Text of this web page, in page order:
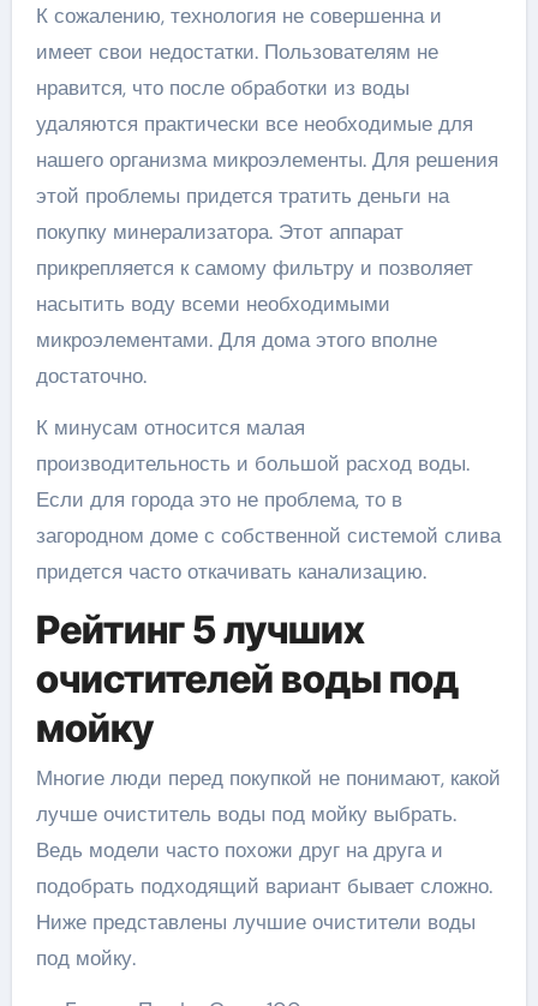
К сожалению, технология не совершенна и
имеет свои недостатки. Пользователям не
нравится, что после обработки из воды
удаляются практически все необходимые для
нашего организма микроэлементы. Для решения
этой проблемы придется тратить деньги на
покупку минерализатора. Этот аппарат
прикрепляется к самому фильтру и позволяет
насытить воду всеми необходимыми
микроэлементами. Для дома этого вполне
достаточно.
К минусам относится малая
производительность и большой расход воды.
Если для города это не проблема, то в
загородном доме с собственной системой слива
придется часто откачивать канализацию.
Рейтинг 5 лучших
очистителей воды под
мойку
Многие люди перед покупкой не понимают, какой
лучше очиститель воды под мойку выбрать.
Ведь модели часто похожи друг на друга и
подобрать подходящий вариант бывает сложно.
Ниже представлены лучшие очистители воды
под мойку.